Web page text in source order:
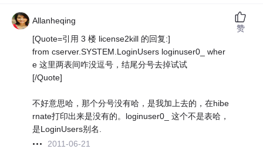
Allanheqing
[Quote=引用 3 楼 license2kill 的回复:]
from cserver.SYSTEM.LoginUsers loginuser0_ wher
e 这里两表间咋没逗号，结尾分号去掉试试
[/Quote]
不好意思哈，那个分号没有哈，是我加上去的，在hibe
rnate打印出来是没有的。loginuser0_ 这个不是表哈，
是LoginUsers别名.
2011-06-21
赞